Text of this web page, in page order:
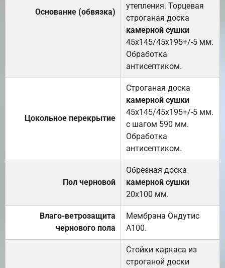
Основание (обвязка)
утепления. Торцевая
строганая доска
камерной сушки
45х145/45х195+/-5 мм.
Обработка
антисептиком.
Цокольное перекрытие
Строганая доска
камерной сушки
45х145/45х195+/-5 мм.
с шагом 590 мм.
Обработка
антисептиком.
Пол черновой
Обрезная доска
камерной сушки
20х100 мм.
Влаго-ветрозащита
чернового пола
Мембрана Ондутис
А100.
Стойки каркаса из
строганой доски